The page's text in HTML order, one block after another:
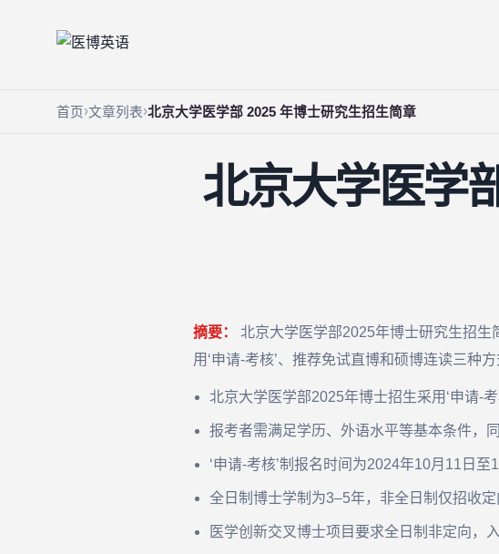
首页 文章列表 北京大学医学部 2025 年博士研究生招生简章
北京大学医学
摘要：
北京大学医学部2025年博士研究生招
用‘申请-考核’、推荐免试直博和硕博连读三种
北京大学医学部2025年博士招生采用‘申请-
报考者需满足学历、外语水平等基本条件，
‘申请-考核’制报名时间为2024年10月11日
全日制博士学制为3–5年，非全日制仅招收
医学创新交叉博士项目要求全日制非定向，